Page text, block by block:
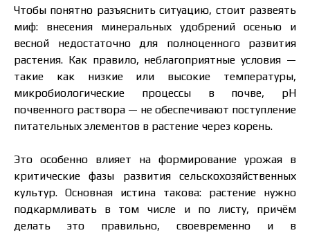
Чтобы понятно разъяснить ситуацию, стоит развеять
миф: внесения минеральных удобрений осенью и
весной недостаточно для полноценного развития
растения. Как правило, неблагоприятные условия —
такие как низкие или высокие температуры,
микробиологические процессы в почве, pH
почвенного раствора — не обеспечивают поступление
питательных элементов в растение через корень.
Это особенно влияет на формирование урожая в
критические фазы развития сельскохозяйственных
культур. Основная истина такова: растение нужно
подкармливать в том числе и по листу, причём
делать это правильно, своевременно и в